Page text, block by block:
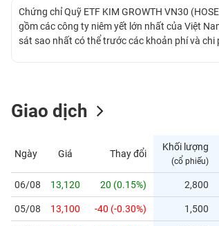
Chứng chỉ Quỹ ETF KIM GROWTH VN30
gồm các công ty niêm yết lớn nhất của Việt
sát sao nhất có thể trước các khoản phí và chi
Giao dịch
Ngày Giá Thay đổi
Khối lượng
(cổ phiếu)
06/08 13,120 20 (0.15%) 2,800
05/08 13,100 -40 (-0.30%) 1,500
GIỚI
CÁ
NHÂN
PHÂN